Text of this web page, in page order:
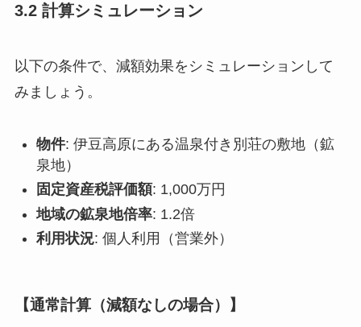
3.2 計算シミュレーション
以下の条件で、減額効果をシミュレーションして
みましょう。
物件: 伊豆高原にある温泉付き別荘の敷地（鉱
泉地）
固定資産税評価額: 1,000万円
地域の鉱泉地倍率: 1.2倍
利用状況: 個人利用（営業外）
【通常計算（減額なしの場合）】